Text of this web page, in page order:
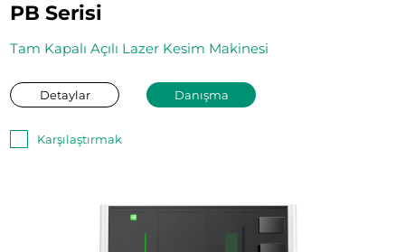
PB Serisi
Tam Kapalı Açılı Lazer Kesim Makinesi
Detaylar Danışma
Karşılaştırmak